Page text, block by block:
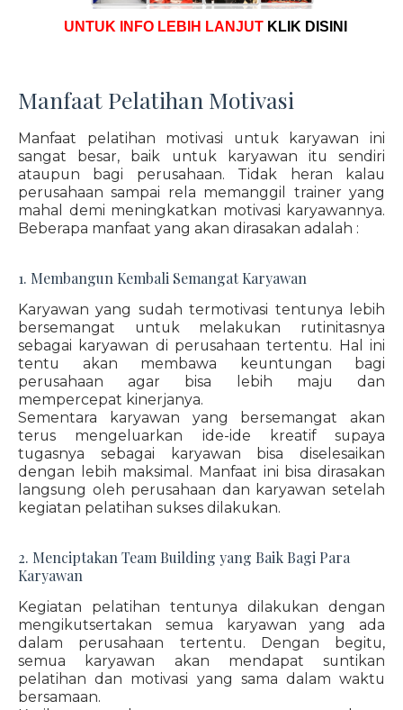
UNTUK INFO LEBIH LANJUT KLIK DISINI
Manfaat Pelatihan Motivasi
Manfaat pelatihan motivasi untuk karyawan ini
sangat besar, baik untuk karyawan itu sendiri
ataupun bagi perusahaan. Tidak heran kalau
perusahaan sampai rela memanggil trainer yang
mahal demi meningkatkan motivasi karyawannya.
Beberapa manfaat yang akan dirasakan adalah :
1. Membangun Kembali Semangat Karyawan
Karyawan yang sudah termotivasi tentunya lebih
bersemangat untuk melakukan rutinitasnya
sebagai karyawan di perusahaan tertentu. Hal ini
tentu akan membawa keuntungan bagi
perusahaan agar bisa lebih maju dan
mempercepat kinerjanya.
Sementara karyawan yang bersemangat akan
terus mengeluarkan ide-ide kreatif supaya
tugasnya sebagai karyawan bisa diselesaikan
dengan lebih maksimal. Manfaat ini bisa dirasakan
langsung oleh perusahaan dan karyawan setelah
kegiatan pelatihan sukses dilakukan.
2. Menciptakan Team Building yang Baik Bagi Para
Karyawan
Kegiatan pelatihan tentunya dilakukan dengan
mengikutsertakan semua karyawan yang ada
dalam perusahaan tertentu. Dengan begitu,
semua karyawan akan mendapat suntikan
pelatihan dan motivasi yang sama dalam waktu
bersamaan.